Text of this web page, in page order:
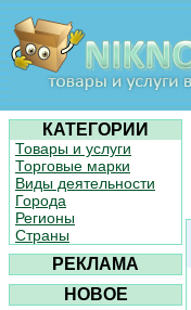
КАТЕГОРИИ
Товары и услуги
Торговые марки
Виды деятельности
Города
Регионы
Страны
РЕКЛАМА
НОВОЕ